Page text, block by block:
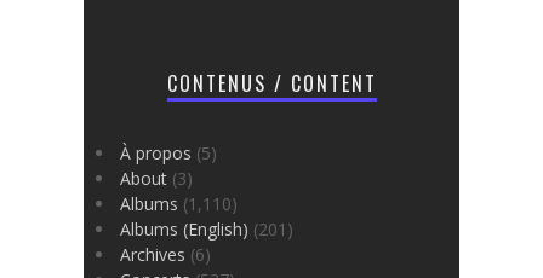
CONTENUS / CONTENT
À propos (5)
About (3)
Albums (1,110)
Albums (English) (201)
Archives (6)